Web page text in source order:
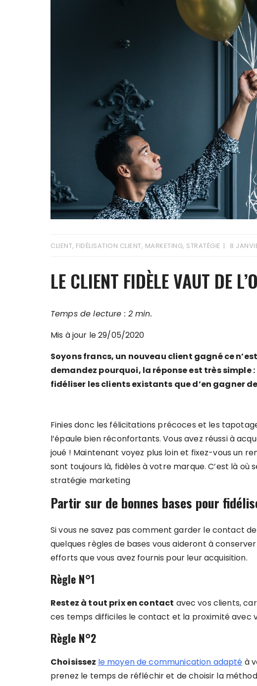
CLIENT, FIDÉLISATION CLIENT, MARKETING, STRATÉGIE 8
LE CLIENT FIDÈLE VAUT DE
Temps de lecture : 2 min.
Mis à jour le 29/05/2020
Soyons francs, un nouveau client gagné ce
demandez pourquoi, la réponse est très simple
fidéliser les clients existants que d’en gagner
Finies donc les félicitations précoces et les
l’épaule bien réconfortants. Vous avez réussi à
joué ! Maintenant voyez plus loin et fixez-vous un
sont toujours là, fidèles à votre marque. C’est là
stratégie marketing
Partir sur de bonnes bases pour
Si vous ne savez pas comment garder le contact
quelques règles de bases vous aideront à
efforts que vous avez fournis pour leur acquisition.
Règle N°1
Restez à tout prix en contact avec vos clients,
ces temps difficiles le contact et la proximité avec
Règle N°2
Choisissez le moyen de communication adapté à
prenez le temps de réfléchir et de choisir la